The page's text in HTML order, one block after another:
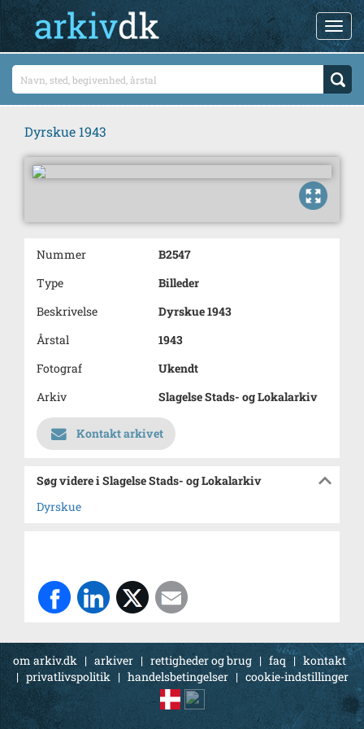
Dyrskue 1943
Nummer
B2547
Type
Billeder
Beskrivelse
Dyrskue 1943
Årstal
1943
Fotograf
Ukendt
Arkiv
Slagelse Stads- og Lokalarkiv
Kontakt arkivet
Søg videre i Slagelse Stads- og Lokalarkiv
Dyrskue
om arkiv.dk | arkiver | rettigheder og brug | faq | kontakt
|privatlivspolitik | handelsbetingelser | cookie-indstillinger